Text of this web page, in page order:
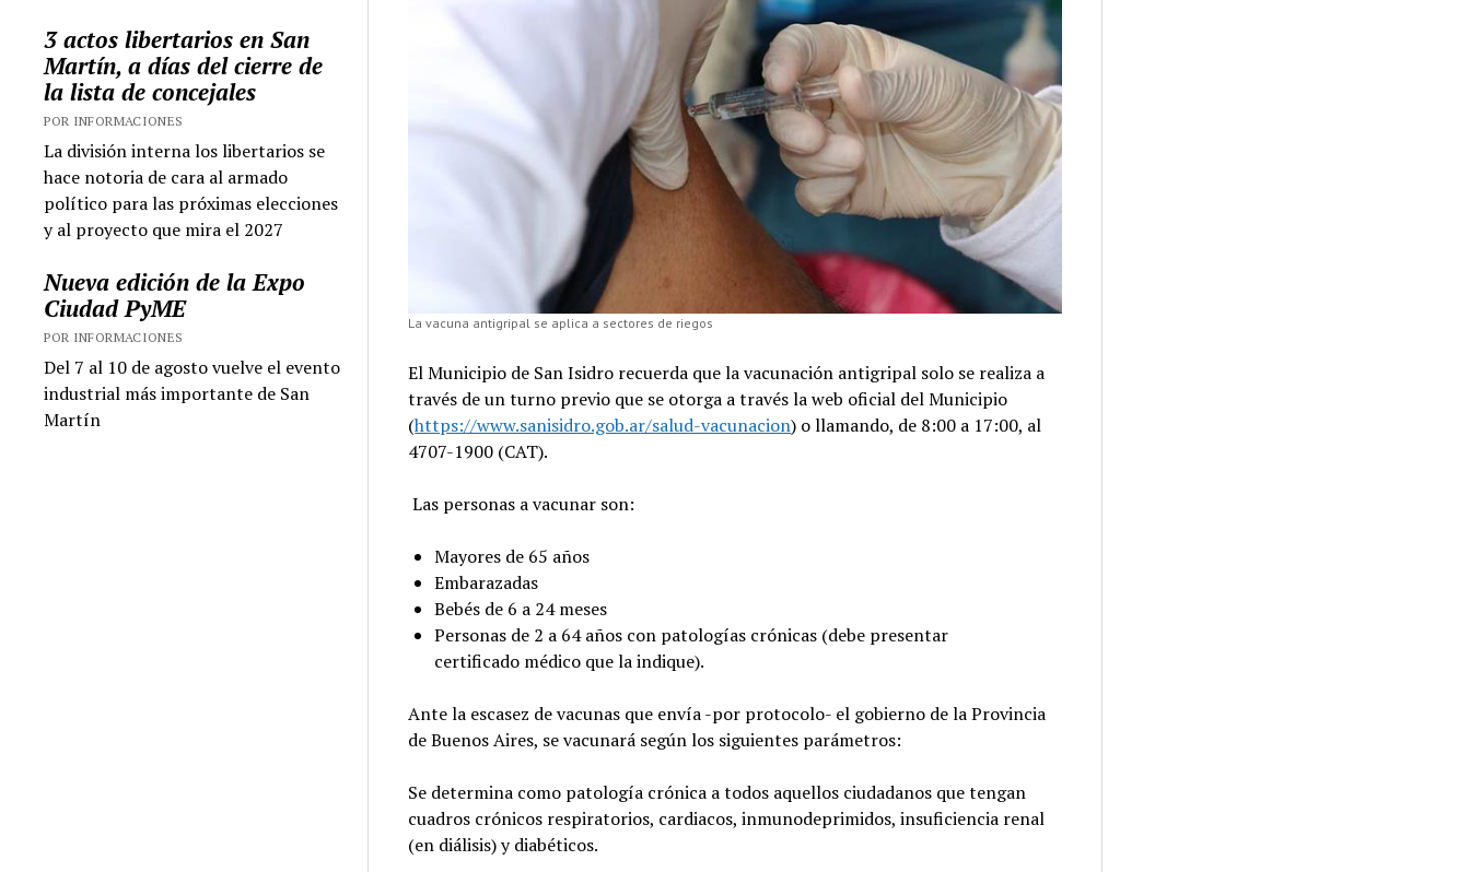
3 actos libertarios en San
Martín, a días del cierre de
la lista de concejales
POR INFORMACIONES
La división interna los libertarios se
hace notoria de cara al armado
político para las próximas elecciones
y al proyecto que mira el 2027
Nueva edición de la Expo
Ciudad PyME
POR INFORMACIONES
Del 7 al 10 de agosto vuelve el evento
industrial más importante de San
Martín
La vacuna antigripal se aplica a sectores de riegos
El Municipio de San Isidro recuerda que la vacunación antigripal solo se realiza a
través de un turno previo que se otorga a través la web oficial del Municipio
(https://www.sanisidro.gob.ar/salud-vacunacion) o llamando, de 8:00 a 17:00, al
4707-1900 (CAT).
Las personas a vacunar son:
Mayores de 65 años
Embarazadas
Bebés de 6 a 24 meses
Personas de 2 a 64 años con patologías crónicas (debe presentar
certificado médico que la indique).
Ante la escasez de vacunas que envía -por protocolo- el gobierno de la Provincia
de Buenos Aires, se vacunará según los siguientes parámetros:
Se determina como patología crónica a todos aquellos ciudadanos que tengan
cuadros crónicos respiratorios, cardiacos, inmunodeprimidos, insuficiencia renal
(en diálisis) y diabéticos.